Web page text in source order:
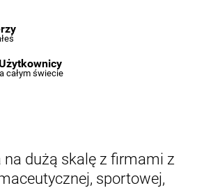
całym świecie
na dużą skalę z firmami z
sportowej,